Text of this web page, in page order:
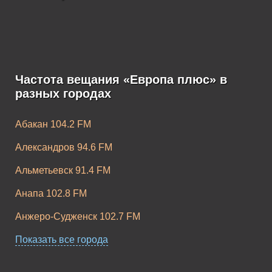
Европа Плюс K-
Pop
Частота вещания «Европа плюс» в
разных городах
Абакан 104.2 FM
Александров 94.6 FM
Альметьевск 91.4 FM
Анапа 102.8 FM
Анжеро-Судженск 102.7 FM
Апатиты 104.2 FM
Показать все города